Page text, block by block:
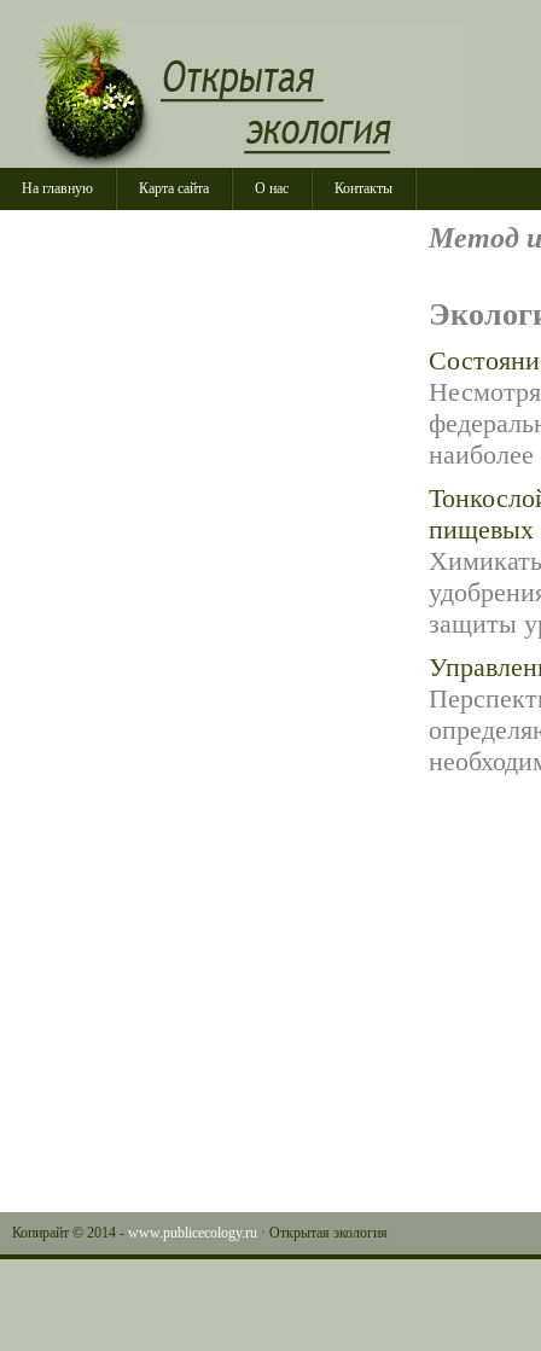
На главную Карта сайта О нас Контакты
Метод
пищевых
защиты
Копирайт © 2014 - www.publicecology.ru · Открытая экология